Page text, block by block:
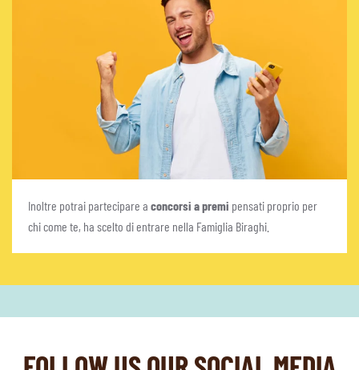
Inoltre potrai partecipare a concorsi a premi pensati proprio per
chi come te, ha scelto di entrare nella Famiglia Biraghi.